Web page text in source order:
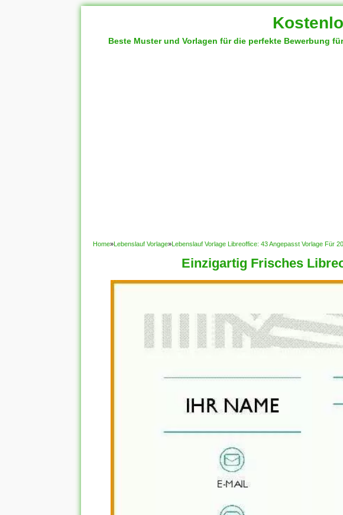
Beste Muster und Vorlagen für die perfekte Bewerbung
Home»Lebenslauf Vorlage»Lebenslauf Vorlage Libreoffice: 43 Angepasst Vorlage Für
Einzigartig Frisches